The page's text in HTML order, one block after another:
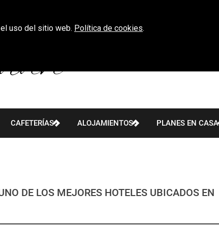
CAFETERÍAS ALOJAMIENTOS PLANES EN CASA
DE LOS MEJORES HOTELES UBICADOS EN
uso del sitio web. Política de cookies.